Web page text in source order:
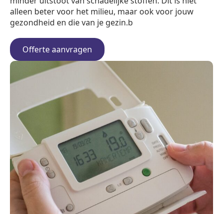
alleen beter voor het milieu, maar ook voor jouw
gezondheid en die van je gezin.b
Offerte aanvragen